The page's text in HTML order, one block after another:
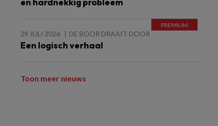
29 JULI 2026 DE BOOR DRAAIT DOOR
Een logisch verhaal
Toon meer nieuws